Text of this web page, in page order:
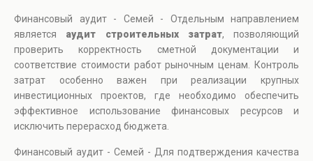
Финансовый аудит - Семей - Отдельным направлением
является аудит строительных затрат, позволяющий
проверить корректность сметной документации и
соответствие стоимости работ рыночным ценам. Контроль
затрат особенно важен при реализации крупных
инвестиционных проектов, где необходимо обеспечить
эффективное использование финансовых ресурсов и
исключить перерасход бюджета.
Финансовый аудит - Семей - Для подтверждения качества